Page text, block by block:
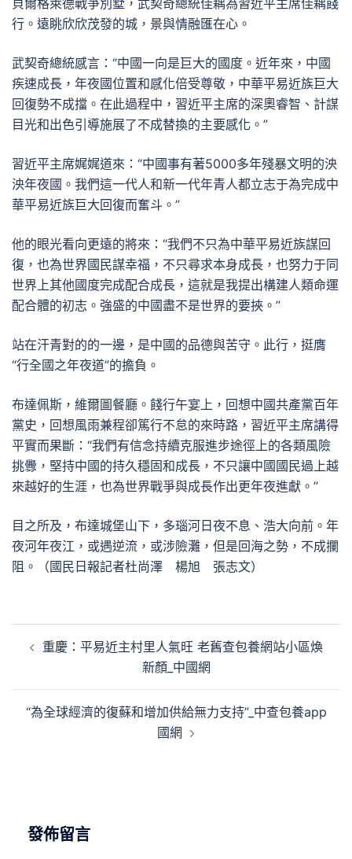
貝爾格萊德戰爭別墅，武契奇總統佳耦為習近平主席佳耦餞
行。遠眺欣欣茂發的城，景與情融匯在心。
武契奇總統感言：“中國一向是巨大的國度。近年來，中國
疾速成長，年夜國位置和感化倍受尊敬，中華平易近族巨大
回復勢不成擋。在此過程中，習近平主席的深奧睿智、計謀
目光和出色引導施展了不成替換的主要感化。”
習近平主席娓娓道來：“中國事有著5000多年殘暴文明的泱
泱年夜國。我們這一代人和新一代年青人都立志于為完成中
華平易近族巨大回復而奮斗。”
他的眼光看向更遠的將來：“我們不只為中華平易近族謀回
復，也為世界國民謀幸福，不只尋求本身成長，也努力于同
世界上其他國度完成配合成長，這就是我提出構建人類命運
配合體的初志。強盛的中國盡不是世界的要挾。”
站在汗青對的的一邊，是中國的品德與苦守。此行，挺膺
“行全國之年夜道”的擔負。
布達佩斯，維爾圖餐廳。餞行午宴上，回想中國共產黨百年
黨史，回想風雨兼程卻篤行不怠的來時路，習近平主席講得
平實而果斷：“我們有信念持續克服進步途徑上的各類風險
挑釁，堅持中國的持久穩固和成長，不只讓中國國民過上越
來越好的生涯，也為世界戰爭與成長作出更年夜進獻。”
目之所及，布達城堡山下，多瑙河日夜不息、浩大向前。年
夜河年夜江，或遇逆流，或涉險灘，但是回海之勢，不成攔
阻。（國民日報記者杜尚澤 楊旭 張志文）
重慶：平易近主村里人氣旺 老舊查包養網站小區煥
新顏_中國網
“為全球經濟的復蘇和增加供給無力支持”_中查包養app
國網
發佈留言